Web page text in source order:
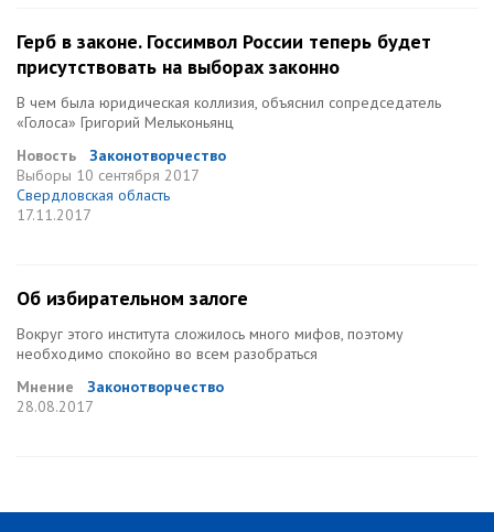
Герб в законе. Госсимвол России теперь будет
присутствовать на выборах законно
В чем была юридическая коллизия, объяснил сопредседатель
«Голоса» Григорий Мельконьянц
Новость
Законотворчество
Выборы 10 сентября 2017
Свердловская область
17.11.2017
Об избирательном залоге
Вокруг этого института сложилось много мифов, поэтому
необходимо спокойно во всем разобраться
Мнение
Законотворчество
28.08.2017